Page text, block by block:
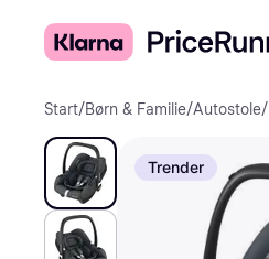
Start/Børn & Familie/Autostole/
Trender